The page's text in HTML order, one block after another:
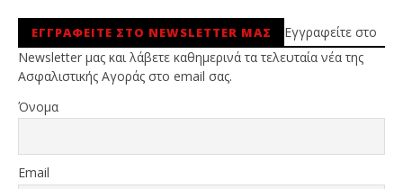
ΕΓΓΡΑΦΕΙΤΕ ΣΤΟ NEWSLETTER ΜΑΣ
Εγγραφείτε στο
Newsletter μας και λάβετε καθημερινά τα τελευταία νέα της
Ασφαλιστικής Αγοράς στο email σας.
Όνομα
Email